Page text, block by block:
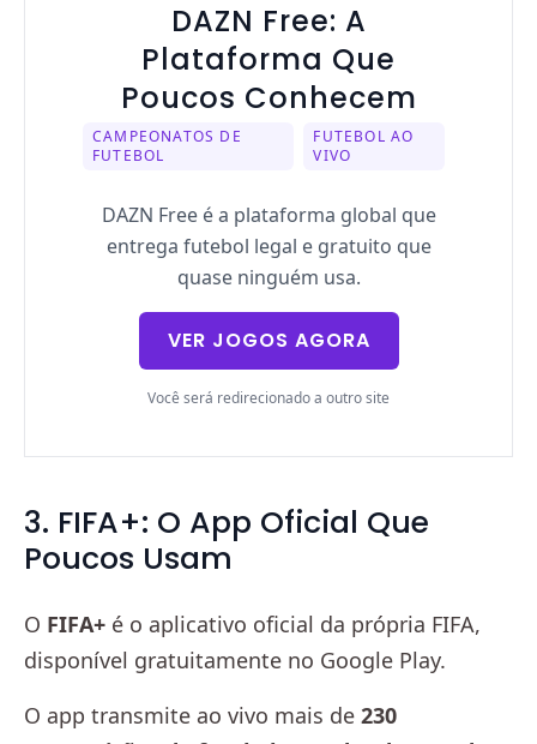
DAZN Free: A
Plataforma Que
Poucos Conhecem
CAMPEONATOS DE
FUTEBOL
FUTEBOL AO
VIVO
DAZN Free é a plataforma global que
entrega futebol legal e gratuito que
quase ninguém usa.
VER JOGOS AGORA
Você será redirecionado a outro site
3. FIFA+: O App Oficial Que
Poucos Usam
O FIFA+ é o aplicativo oficial da própria FIFA,
disponível gratuitamente no Google Play.
O app transmite ao vivo mais de 230